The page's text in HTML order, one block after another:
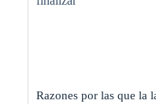
Razones por las que la